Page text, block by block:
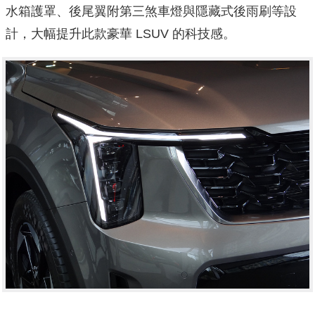
水箱護罩、後尾翼附第三煞車燈與隱藏式後雨刷等設
計，大幅提升此款豪華 LSUV 的科技感。